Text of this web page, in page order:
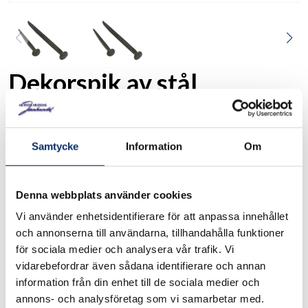
Samtycke Information Om
Denna webbplats använder cookies
Vi använder enhetsidentifierare för att anpassa innehållet
och annonserna till användarna, tillhandahålla funktioner
för sociala medier och analysera vår trafik. Vi
vidarebefordrar även sådana identifierare och annan
information från din enhet till de sociala medier och
annons- och analysföretag som vi samarbetar med.
Dekorspik av stål
Art. nr:MI9302
Smidd spik med rosetthuvud. Spikhuvudets storlek ca Ø 12
mm. 5 st/förp.
I lager
VäljLängd
Välj Längd